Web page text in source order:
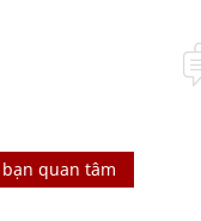
quan tâm